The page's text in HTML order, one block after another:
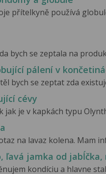
přítelkyně používá
bych se zeptala na
pálení v
bych se zeptat zda
cévy
jak je v kapkách typu
na lavaz kolena. Mam
ľavá jamka od jabĺčka,
kondíciu a hlavne